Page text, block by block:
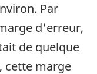
Par
d'erreur,
de quelque
cette marge